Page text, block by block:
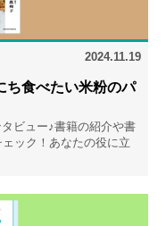
2024.11.19
ち食べたい米粉のパ
ビュー♪書籍の紹介や書
ック！あなたの役に立